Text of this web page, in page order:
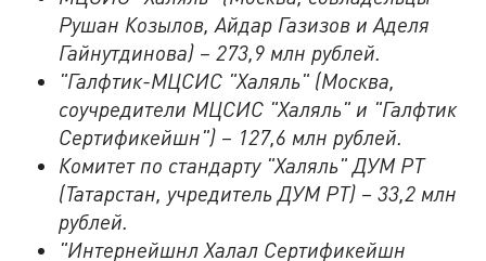
Рушан Козылов, Айдар Газизов и Аделя
Гайнутдинова) – 273,9 млн рублей.
"Галфтик-МЦСИС "Халяль" (Москва,
соучредители МЦСИС "Халяль" и "Галфтик
Сертификейшн") – 127,6 млн рублей.
Комитет по стандарту "Халяль" ДУМ РТ
(Татарстан, учредитель ДУМ РТ) – 33,2 млн
рублей.
"Интернейшнл Халал Сертификейшн